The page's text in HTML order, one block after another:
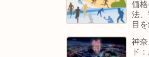
価
法
目
神
ド